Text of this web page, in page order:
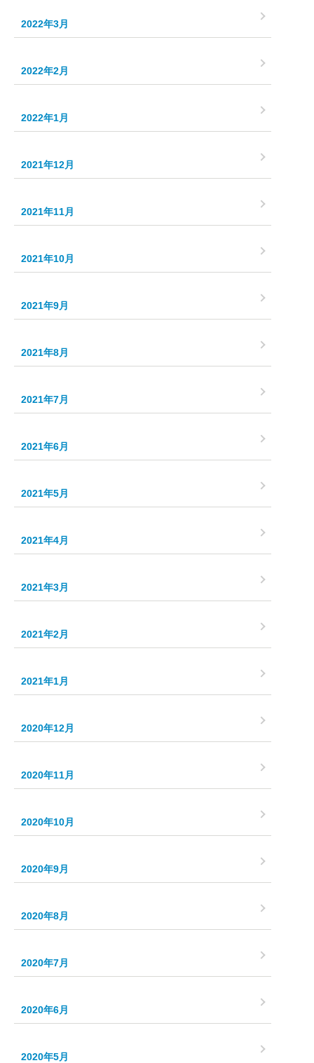
2022年3月
2022年2月
2022年1月
2021年12月
2021年11月
2021年10月
2021年9月
2021年8月
2021年7月
2021年6月
2021年5月
2021年4月
2021年3月
2021年2月
2021年1月
2020年12月
2020年11月
2020年10月
2020年9月
2020年8月
2020年7月
2020年6月
2020年5月